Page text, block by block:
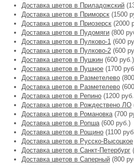
Доставка цветов в Приладожский
Доставка цветов в Приморск (1500
Доставка цветов в Приозерск (2000
Доставка цветов в Пудомяги (800
Доставка цветов в Пулково-1 (600
Доставка цветов в Пулково-2 (600
Доставка цветов в Пушкин (600 руб.)
Доставка цветов в Пушное (1700
Доставка цветов в Разметелево
Доставка цветов в Разметелево
Доставка цветов в Репино (1200
Доставка цветов в Рождествено ЛО
Доставка цветов в Романовка(700
Доставка цветов в Ропша(600 руб.)
Доставка цветов в Рощино (1100
Доставка цветов в Русско-Высоцкое
Доставка цветов в Санкт-Петербург
Доставка цветов в Саперный (800